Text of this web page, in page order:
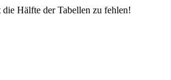
die Hälfte der Tabellen zu fehlen!